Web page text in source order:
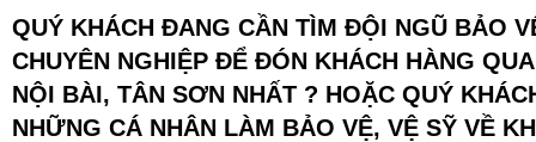
QUÝ KHÁCH ĐANG CẦN TÌM ĐỘI NGŨ BẢO
CHUYÊN NGHIỆP ĐỂ ĐÓN KHÁCH HÀNG
NỘI BÀI, TÂN SƠN NHẤT ? HOẶC QUÝ
NHỮNG CÁ NHÂN LÀM BẢO VỆ, VỆ SỸ VỀ